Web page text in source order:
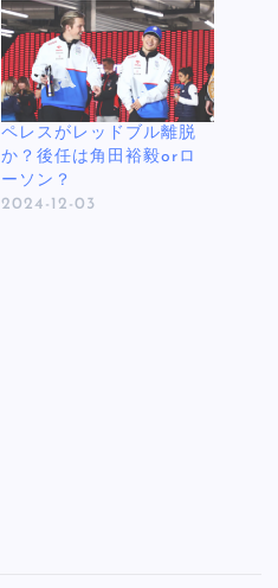
ペレスがレッドブル離脱
か？後任は角田裕毅orロ
ーソン？
2024-12-03